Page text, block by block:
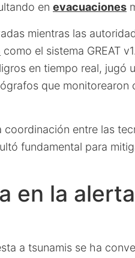
en evacuaciones
mientras las
como el sistema GREAT
en tiempo real, jugó
que monitorearon
entre las
fundamental para
en la
a tsunamis se ha